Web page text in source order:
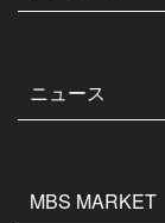
ニュース
MBS MARKET